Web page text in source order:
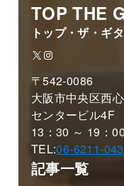
TOP THE
トップ・ザ・ギ
X Instagram
〒542-0086
大阪市中央区西
センタービル4F
13：30 ～ 19：
TEL:06-6211-
記事一覧